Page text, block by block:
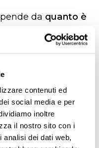
contenuti ed
social media e per
inoltre
il nostro sito con i
dei dati web,
da quanto è
la tua condotta,
affisso il
affisso in